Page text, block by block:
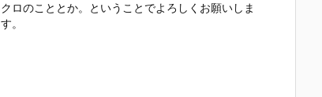
クロのこととか。ということでよろしくお願いしま
す。